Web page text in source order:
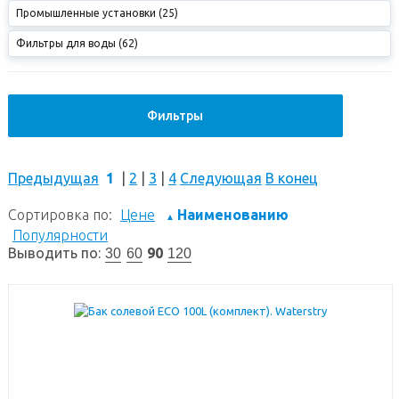
Промышленные установки (25)
Фильтры для воды (62)
Фильтры
Предыдущая 1 2 3 4 Следующая В конец
Сортировка по: Цене ▲ Наименованию
Популярности
Выводить по: 30 60 90 120